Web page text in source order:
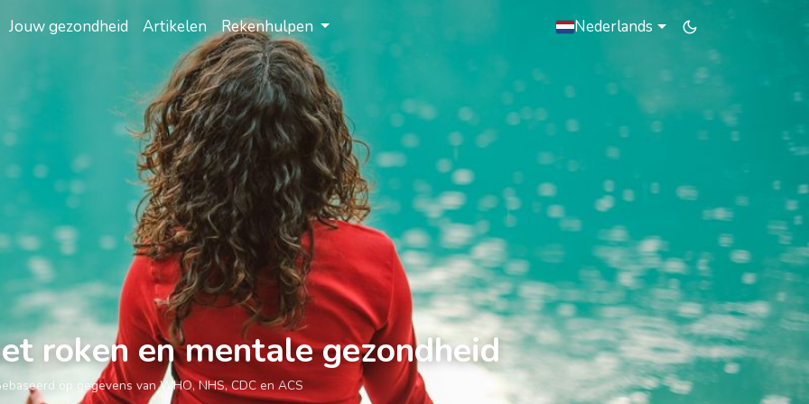
Jouw gezondheid Artikelen Rekenhulpen Nederlands
roken en mentale gezondheid
op gegevens van WHO, NHS, CDC en ACS